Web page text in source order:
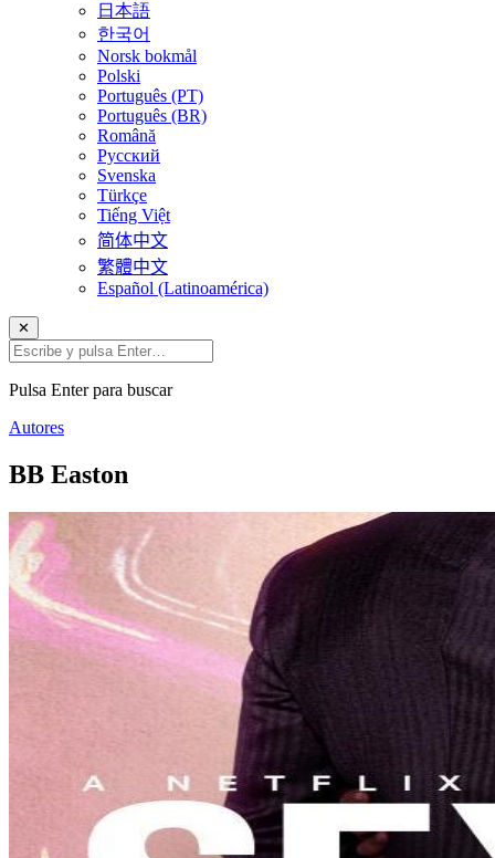
日本語
한국어
Norsk bokmål
Polski
Português (PT)
Português (BR)
Română
Русский
Svenska
Türkçe
Tiếng Việt
简体中文
繁體中文
Español (Latinoamérica)
✕
Pulsa Enter para buscar
Autores
BB Easton